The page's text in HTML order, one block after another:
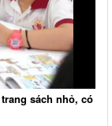
sách nhỏ, có